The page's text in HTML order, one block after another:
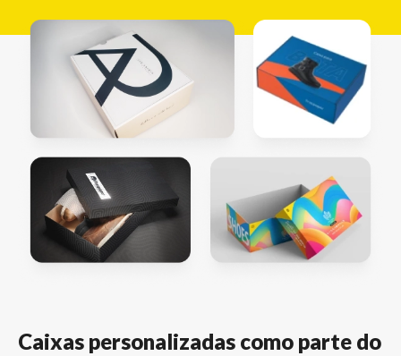
Caixas personalizadas como parte do